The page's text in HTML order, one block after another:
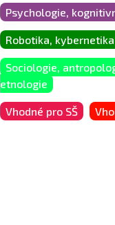
Psychologie,
Robotika,
Sociologie,
etnologie
Vhodné pro SŠ